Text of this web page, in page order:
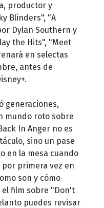
productor y
Blinders", "A
Dylan Southern y
the Hits", "Meet
en selectas
antes de
generaciones,
mundo roto sobre
In Anger no es
sino un pase
en la mesa cuando
por primera vez en
son y cómo
film sobre "Don't
puedes revisar